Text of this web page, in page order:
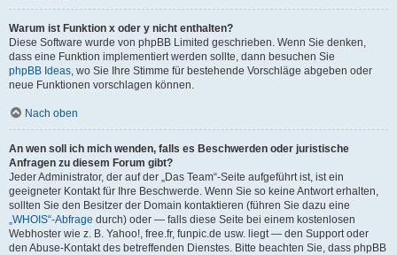
Warum ist Funktion x oder y nicht enthalten?
Diese Software wurde von phpBB Limited geschrieben. Wenn Sie denken,
dass eine Funktion implementiert werden sollte, dann besuchen Sie
phpBB Ideas, wo Sie Ihre Stimme für bestehende Vorschläge abgeben oder
neue Funktionen vorschlagen können.
Nach oben
An wen soll ich mich wenden, falls es Beschwerden oder juristische
Anfragen zu diesem Forum gibt?
Jeder Administrator, der auf der „Das Team“-Seite aufgeführt ist, ist ein
geeigneter Kontakt für Ihre Beschwerde. Wenn Sie so keine Antwort erhalten,
sollten Sie den Besitzer der Domain kontaktieren (führen Sie dazu eine
„WHOIS“-Abfrage durch) oder — falls diese Seite bei einem kostenlosen
Webhoster wie z. B. Yahoo!, free.fr, funpic.de usw. liegt — den Support oder
den Abuse-Kontakt des betreffenden Dienstes. Bitte beachten Sie, dass phpBB